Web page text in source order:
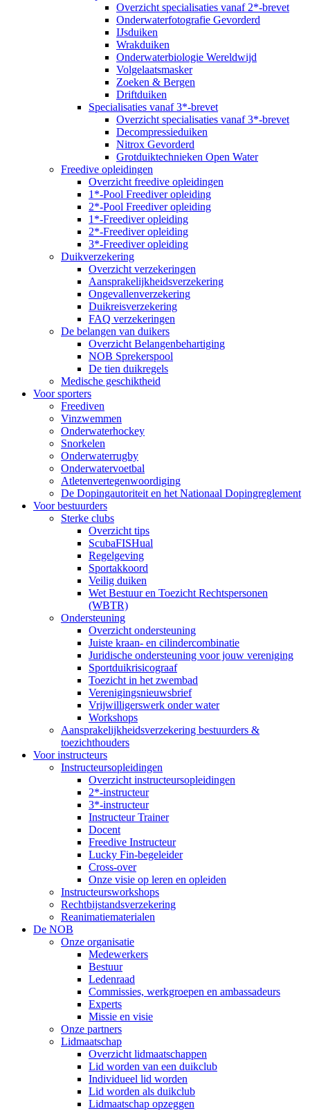
Overzicht specialisaties vanaf 2*-brevet
Onderwaterfotografie Gevorderd
IJsduiken
Wrakduiken
Onderwaterbiologie Wereldwijd
Volgelaatsmasker
Zoeken & Bergen
Driftduiken
Specialisaties vanaf 3*-brevet
Overzicht specialisaties vanaf 3*-brevet
Decompressieduiken
Nitrox Gevorderd
Grotduiktechnieken Open Water
Freedive opleidingen
Overzicht freedive opleidingen
1*-Pool Freediver opleiding
2*-Pool Freediver opleiding
1*-Freediver opleiding
2*-Freediver opleiding
3*-Freediver opleiding
Duikverzekering
Overzicht verzekeringen
Aansprakelijkheidsverzekering
Ongevallenverzekering
Duikreisverzekering
FAQ verzekeringen
De belangen van duikers
Overzicht Belangenbehartiging
NOB Sprekerspool
De tien duikregels
Medische geschiktheid
Voor sporters
Freediven
Vinzwemmen
Onderwaterhockey
Snorkelen
Onderwaterrugby
Onderwatervoetbal
Atletenvertegenwoordiging
De Dopingautoriteit en het Nationaal Dopingreglement
Voor bestuurders
Sterke clubs
Overzicht tips
ScubaFISHual
Regelgeving
Sportakkoord
Veilig duiken
Wet Bestuur en Toezicht Rechtspersonen
(WBTR)
Ondersteuning
Overzicht ondersteuning
Juiste kraan- en cilindercombinatie
Juridische ondersteuning voor jouw vereniging
Sportduikrisicograaf
Toezicht in het zwembad
Verenigingsnieuwsbrief
Vrijwilligerswerk onder water
Workshops
Aansprakelijkheidsverzekering bestuurders &
toezichthouders
Voor instructeurs
Instructeursopleidingen
Overzicht instructeursopleidingen
2*-instructeur
3*-instructeur
Instructeur Trainer
Docent
Freedive Instructeur
Lucky Fin-begeleider
Cross-over
Onze visie op leren en opleiden
Instructeursworkshops
Rechtbijstandsverzekering
Reanimatiematerialen
De NOB
Onze organisatie
Medewerkers
Bestuur
Ledenraad
Commissies, werkgroepen en ambassadeurs
Experts
Missie en visie
Onze partners
Lidmaatschap
Overzicht lidmaatschappen
Lid worden van een duikclub
Individueel lid worden
Lid worden als duikclub
Lidmaatschap opzeggen